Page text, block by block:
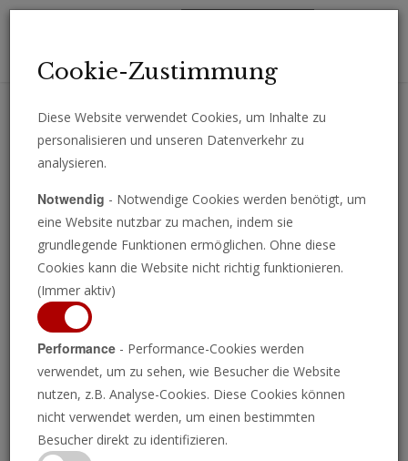
Erhalten Sie wichtige Analysen, Kommentare und Nachrichten
Der Vatikan
exkommuniziert offiziell
eine ultrakonservative
Cookie-Zustimmung
Diese Website verwendet Cookies, um Inhalte zu
personalisieren und unseren Datenverkehr zu
analysieren.
Notwendig - Notwendige Cookies werden benötigt, um
eine Website nutzbar zu machen, indem sie
grundlegende Funktionen ermöglichen. Ohne diese
Cookies kann die Website nicht richtig funktionieren.
(Immer aktiv)
Performance - Performance-Cookies werden
verwendet, um zu sehen, wie Besucher die Website
nutzen, z.B. Analyse-Cookies. Diese Cookies können
nicht verwendet werden, um einen bestimmten
Besucher direkt zu identifizieren.